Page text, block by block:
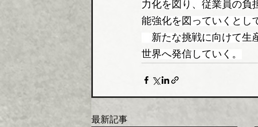
力化を図り、従業員の負
能強化を図っていくとし
新たな挑戦に向けて生
世界へ発信していく。
最新記事